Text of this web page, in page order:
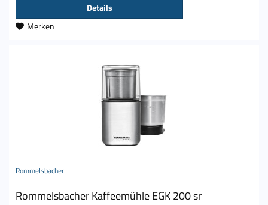
Details
Merken
Rommelsbacher
Rommelsbacher Kaffeemühle EGK 200 sr